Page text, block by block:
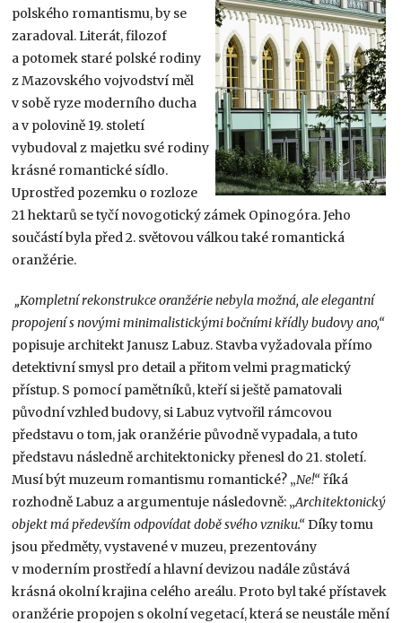
polského romantismu, by se
zaradoval. Literát, filozof
a potomek staré polské rodiny
z Mazovského vojvodství měl
v sobě ryze moderního ducha
a v polovině 19. století
vybudoval z majetku své rodiny
krásné romantické sídlo.
Uprostřed pozemku o rozloze
21 hektarů se tyčí novogotický zámek Opinogóra. Jeho
součástí byla před 2. světovou válkou také romantická
oranžérie.
„Kompletní rekonstrukce oranžérie nebyla možná, ale elegantní
propojení s novými minimalistickými bočními křídly budovy ano,“
popisuje architekt Janusz Labuz. Stavba vyžadovala přímo
detektivní smysl pro detail a přitom velmi pragmatický
přístup. S pomocí pamětníků, kteří si ještě pamatovali
původní vzhled budovy, si Labuz vytvořil rámcovou
představu o tom, jak oranžérie původně vypadala, a tuto
představu následně architektonicky přenesl do 21. století.
Musí být muzeum romantismu romantické? „Ne!“říká
rozhodně Labuz a argumentuje následovně: „Architektonický
objekt má především odpovídat době svého vzniku.“ Díky tomu
jsou předměty, vystavené v muzeu, prezentovány
v moderním prostředí a hlavní devizou nadále zůstává
krásná okolní krajina celého areálu. Proto byl také přístavek
oranžérie propojen s okolní vegetací, která se neustále mění